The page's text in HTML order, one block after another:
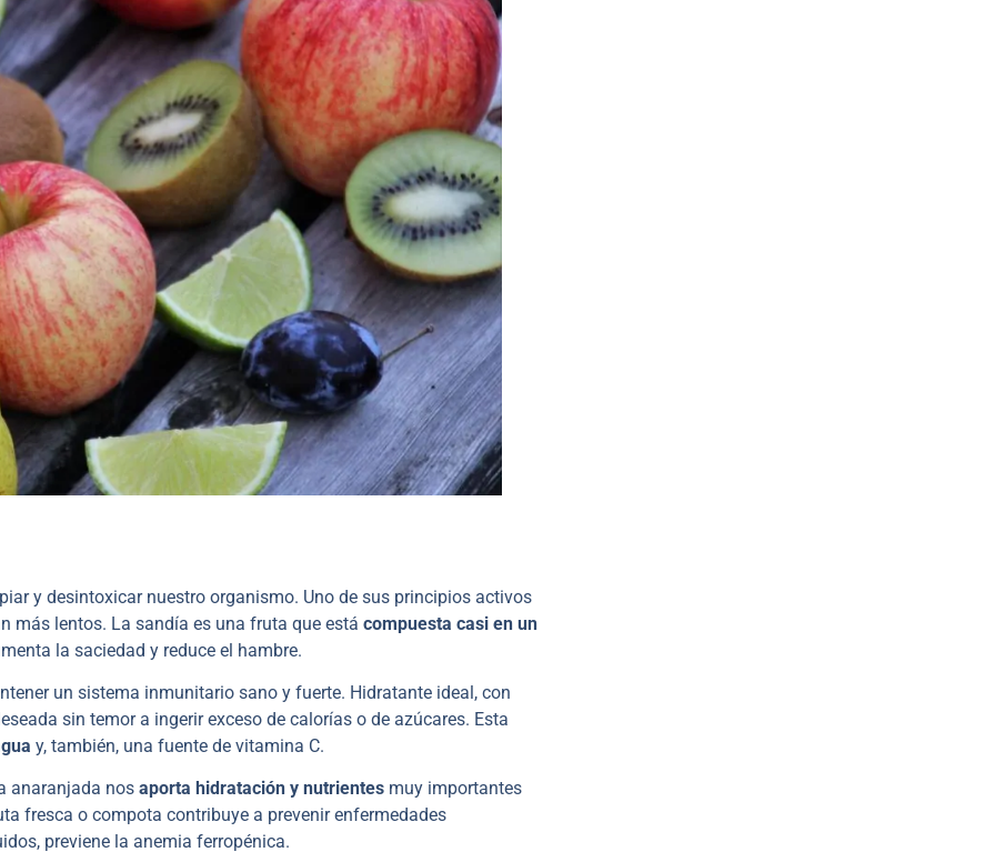
y desintoxicar nuestro organismo. Uno de sus principios activos
más lentos. La sandía es una fruta que está compuesta casi en un
la saciedad y reduce el hambre.
un sistema inmunitario sano y fuerte. Hidratante ideal, con
sin temor a ingerir exceso de calorías o de azúcares. Esta
y, también, una fuente de vitamina C.
anaranjada nos aporta hidratación y nutrientes muy importantes
fresca o compota contribuye a prevenir enfermedades
previene la anemia ferropénica.